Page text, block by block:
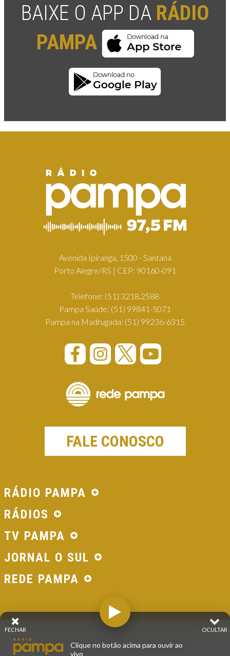
BAIXE O APP DA RÁDIO
PAMPA
Avenida Ipiranga, 1500 - Santana
Porto Alegre/RS | CEP: 90160-091
Telefone: (51) 3218.2588
Pampa Saúde: (51) 99841-5071
Pampa na Madrugada: (51) 99236-6315
FALE CONOSCO
RÁDIO PAMPA
RÁDIOS
TV PAMPA
JORNAL O SUL
REDE PAMPA
© 2026 - Direitos Reservados - Rádio Pampa - Rede
Pampa de Comunicação | RS - Brasil.
OCULTAR
FECHAR
Clique no botão acima para ouvir ao
vivo